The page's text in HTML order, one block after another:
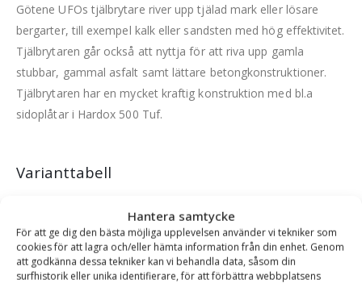
Hantera samtycke
För att ge dig den bästa möjliga upplevelsen använder vi tekniker som
cookies för att lagra och/eller hämta information från din enhet. Genom
att godkänna dessa tekniker kan vi behandla data, såsom din
surfhistorik eller unika identifierare, för att förbättra webbplatsens
Götene UFOs tjälbrytare river upp tjälad mark eller lösare
bergarter, till exempel kalk eller sandsten med hög effektivitet.
Tjälbrytaren går också att nyttja för att riva upp gamla
stubbar, gammal asfalt samt lättare betongkonstruktioner.
Tjälbrytaren har en mycket kraftig konstruktion med bl.a
sidoplåtar i Hardox 500 Tuf.
Varianttabell
GUFO-50217-s45
S45 1201 mm 10-16 ton
GUFO-50217-s50
S50 1201 mm 10-16 ton